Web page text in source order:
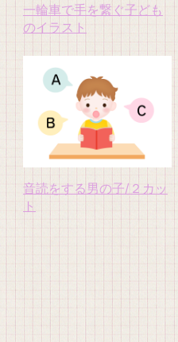
一輪車で手を繋ぐ子ども
のイラスト
音読をする男の子/２カッ
ト